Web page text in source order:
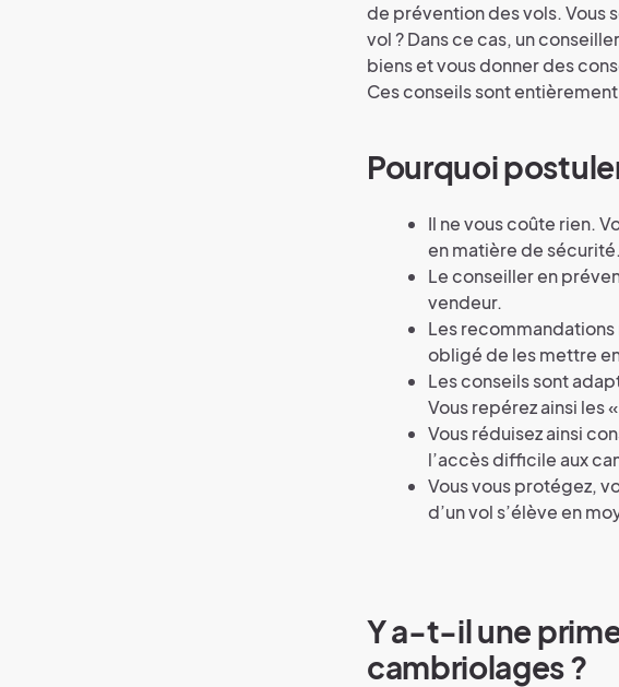
de prévention des vols. Vous
vol ? Dans ce cas, un
biens et vous donner des
Ces conseils sont
Pourquoi
Il ne vous coûte rien.
en matière de sécurité.
Le conseiller en
vendeur.
Les recommandations
obligé de les mettre
Les conseils sont
Vous repérez ainsi les
Vous réduisez ainsi
l’accès difficile aux
Vous vous protégez,
d’un vol s’élève en
Y a-t-il une
cambriolages ?